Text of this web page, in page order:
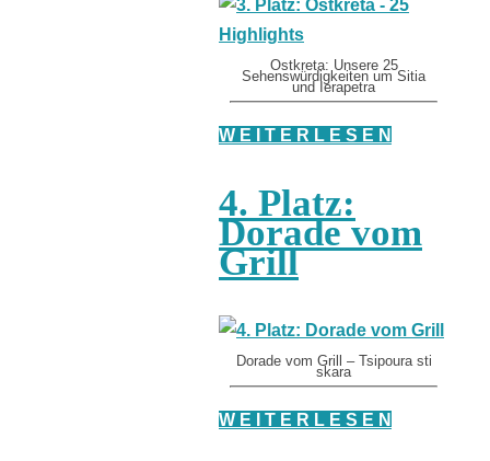
Ostkreta: Unsere 25
Sehenswürdigkeiten um Sitia
und Ierapetra
W E I T E R L E S E N
4. Platz:
Dorade vom
Grill
Dorade vom Grill – Tsipoura sti
skara
W E I T E R L E S E N